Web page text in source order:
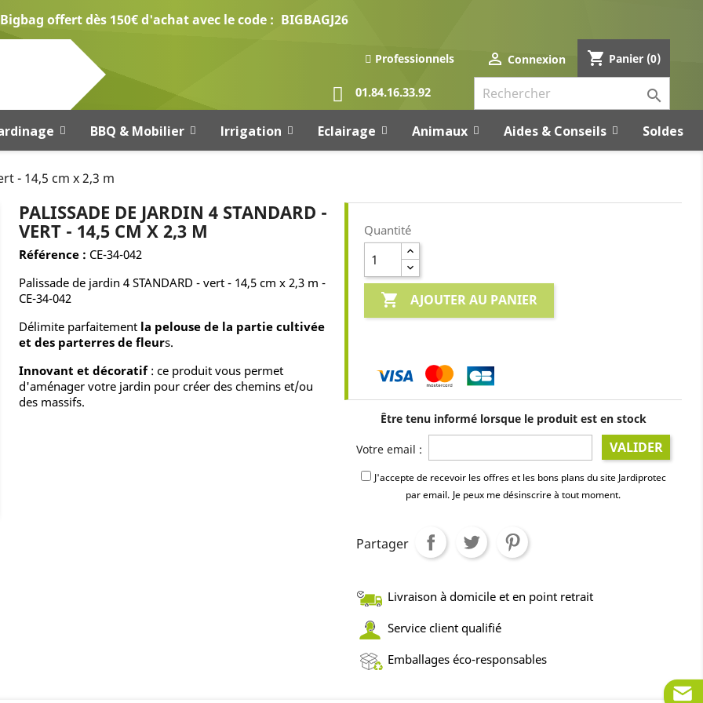
Bigbag offert dès 150€ d'achat avec le code : BIGBAGJ26
Professionnels  Connexion shopping_cart Panier (0)
01.84.16.33.92 
BBQ & Mobilier Irrigation Eclairage Animaux Aides & Conseils Soldes
- 14,5 cm x 2,3 m
PALISSADE DE JARDIN 4 STANDARD -
VERT - 14,5 CM X 2,3 M
Référence : CE-34-042
Palissade de jardin 4 STANDARD - vert - 14,5 cm x 2,3 m -
CE-34-042
Délimite parfaitementla pelouse de la partie cultivée
et des parterres de fleurs.
Innovant et décoratif: ce produit vous permet
d'aménager votre jardin pour créer des chemins et/ou
des massifs.
Quantité
 AJOUTER AU PANIER
Être tenu informé lorsque le produit est en stock
Votre email : VALIDER
J'accepte de recevoir les offres et les bons plans du site Jardiprotec
par email. Je peux me désinscrire à tout moment.
Partager
Livraison à domicile et en point retrait
Service client qualifié
Emballages éco-responsables